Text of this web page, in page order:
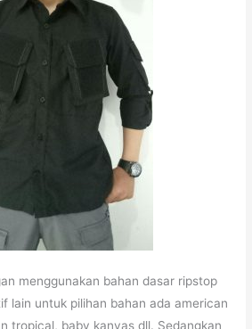
menggunakan bahan dasar ripstop
lain untuk pilihan bahan ada american
tropical, baby kanvas dll. Sedangkan